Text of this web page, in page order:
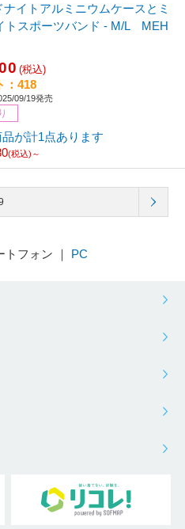
ナイトアルミニウムケースとミ
トスポーツバンド - M/L MEH
(税込)
：418
09/19発売
が計1点あります
(税込)～
フォン ｜ PC